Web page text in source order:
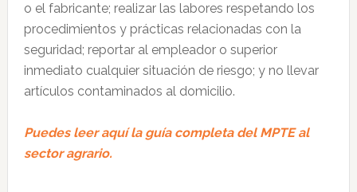
o el fabricante; realizar las labores respetando los
procedimientos y prácticas relacionadas con la
seguridad; reportar al empleador o superior
inmediato cualquier situación de riesgo; y no llevar
artículos contaminados al domicilio.
Puedes leer aquí la guía completa del MPTE al
sector agrario.